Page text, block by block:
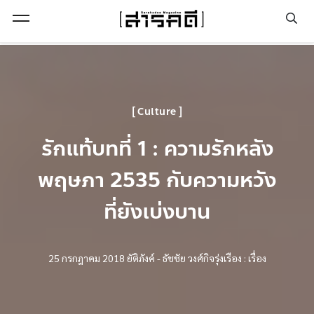
Culture
รักแท้บทที่ 1 : ความรักหลัง
พฤษภา 2535 กับความหวัง
ที่ยังเบ่งบาน
25 กรกฎาคม 2018 ยัติภังค์ - ธัชชัย วงศ์กิจรุ่งเรือง : เรื่อง